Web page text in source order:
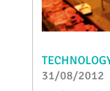
31/08/2012